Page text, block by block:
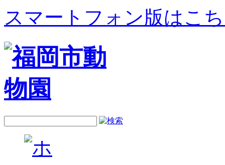
スマートフォン版はこ